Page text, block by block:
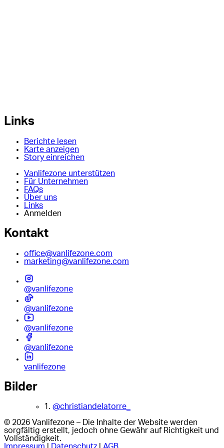
Links
Berichte lesen
Karte anzeigen
Story einreichen
Vanlifezone unterstützen
Für Unternehmen
FAQs
Über uns
Links
Anmelden
Kontakt
office@vanlifezone.com
marketing@vanlifezone.com
@vanlifezone
@vanlifezone
@vanlifezone
@vanlifezone
vanlifezone
Bilder
1. @christiandelatorre_
© 2026 Vanlifezone – Die Inhalte der Website werden
sorgfältig erstellt, jedoch ohne Gewähr auf Richtigkeit und
Vollständigkeit.